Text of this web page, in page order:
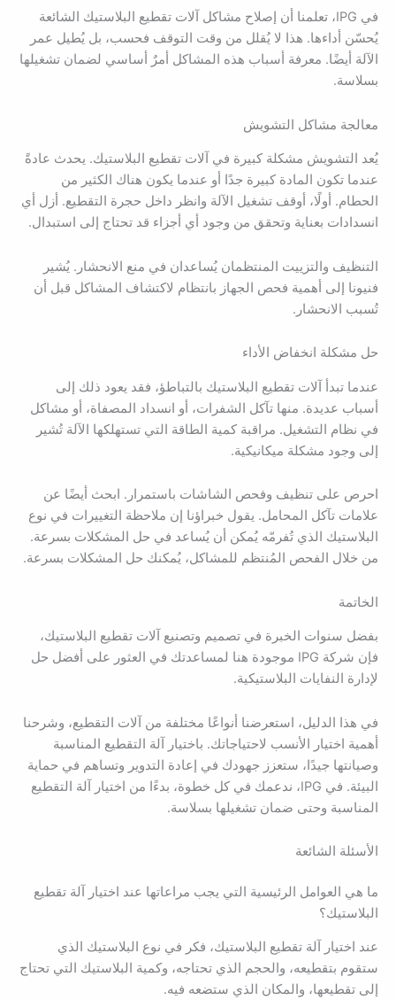
في IPG، تعلمنا أن إصلاح مشاكل آلات تقطيع البلاستيك الشائعة
يُحسّن أداءها. هذا لا يُقلل من وقت التوقف فحسب، بل يُطيل عمر
الآلة أيضًا. معرفة أسباب هذه المشاكل أمرٌ أساسي لضمان تشغيلها
بسلاسة.
معالجة مشاكل التشويش
يُعد التشويش مشكلة كبيرة في آلات تقطيع البلاستيك. يحدث عادةً
عندما تكون المادة كبيرة جدًا أو عندما يكون هناك الكثير من
الحطام. أولًا، أوقف تشغيل الآلة وانظر داخل حجرة التقطيع. أزل أي
انسدادات بعناية وتحقق من وجود أي أجزاء قد تحتاج إلى استبدال.
التنظيف والتزييت المنتظمان يُساعدان في منع الانحشار. يُشير
فنيونا إلى أهمية فحص الجهاز بانتظام لاكتشاف المشاكل قبل أن
تُسبب الانحشار.
حل مشكلة انخفاض الأداء
عندما تبدأ آلات تقطيع البلاستيك بالتباطؤ، فقد يعود ذلك إلى
أسباب عديدة. منها تآكل الشفرات، أو انسداد المصفاة، أو مشاكل
في نظام التشغيل. مراقبة كمية الطاقة التي تستهلكها الآلة تُشير
إلى وجود مشكلة ميكانيكية.
احرص على تنظيف وفحص الشاشات باستمرار. ابحث أيضًا عن
علامات تآكل المحامل. يقول خبراؤنا إن ملاحظة التغييرات في نوع
البلاستيك الذي تُفرمّه يُمكن أن يُساعد في حل المشكلات بسرعة.
من خلال الفحص المُنتظم للمشاكل، يُمكنك حل المشكلات بسرعة.
الخاتمة
بفضل سنوات الخبرة في تصميم وتصنيع آلات تقطيع البلاستيك،
فإن شركة IPG موجودة هنا لمساعدتك في العثور على أفضل حل
لإدارة النفايات البلاستيكية.
في هذا الدليل، استعرضنا أنواعًا مختلفة من آلات التقطيع، وشرحنا
أهمية اختيار الأنسب لاحتياجاتك. باختيار آلة التقطيع المناسبة
وصيانتها جيدًا، ستعزز جهودك في إعادة التدوير وتساهم في حماية
البيئة. في IPG، ندعمك في كل خطوة، بدءًا من اختيار آلة التقطيع
المناسبة وحتى ضمان تشغيلها بسلاسة.
الأسئلة الشائعة
ما هي العوامل الرئيسية التي يجب مراعاتها عند اختيار آلة تقطيع
البلاستيك؟
عند اختيار آلة تقطيع البلاستيك، فكر في نوع البلاستيك الذي
ستقوم بتقطيعه، والحجم الذي تحتاجه، وكمية البلاستيك التي تحتاج
إلى تقطيعها، والمكان الذي ستضعه فيه.